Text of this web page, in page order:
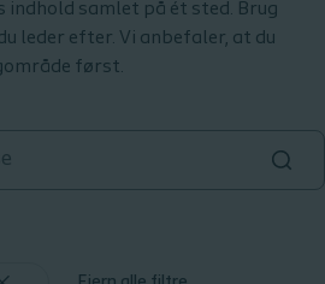
indhold samlet på ét sted. Brug
leder efter. Vi anbefaler, at du
først.